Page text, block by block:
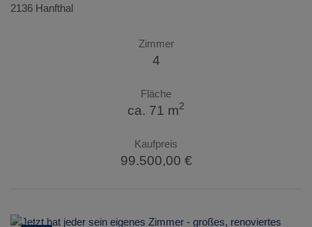
2136 Hanfthal
Zimmer
4
Fläche
ca. 71 m2
Kaufpreis
99.500,00 €